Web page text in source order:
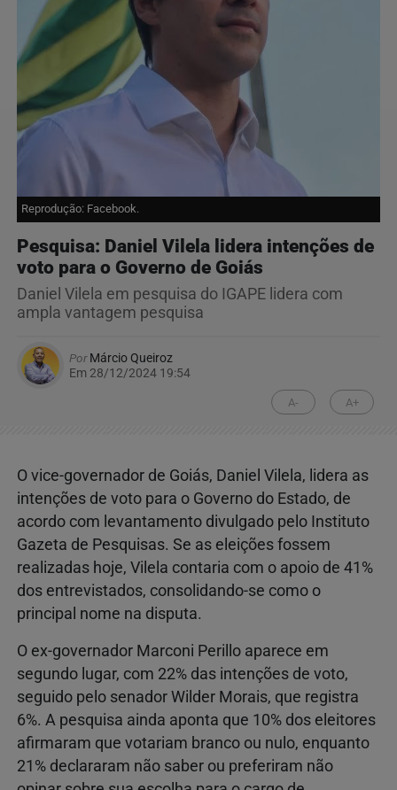
Reprodução: Facebook.
Pesquisa: Daniel Vilela lidera intenções de
voto para o Governo de Goiás
Daniel Vilela em pesquisa do IGAPE lidera com
ampla vantagem pesquisa
PorMárcio Queiroz
Em 28/12/2024 19:54
A- A+
O vice-governador de Goiás, Daniel Vilela, lidera as
intenções de voto para o Governo do Estado, de
acordo com levantamento divulgado pelo Instituto
Gazeta de Pesquisas. Se as eleições fossem
realizadas hoje, Vilela contaria com o apoio de 41%
dos entrevistados, consolidando-se como o
principal nome na disputa.
O ex-governador Marconi Perillo aparece em
segundo lugar, com 22% das intenções de voto,
seguido pelo senador Wilder Morais, que registra
6%. A pesquisa ainda aponta que 10% dos eleitores
afirmaram que votariam branco ou nulo, enquanto
21% declararam não saber ou preferiram não